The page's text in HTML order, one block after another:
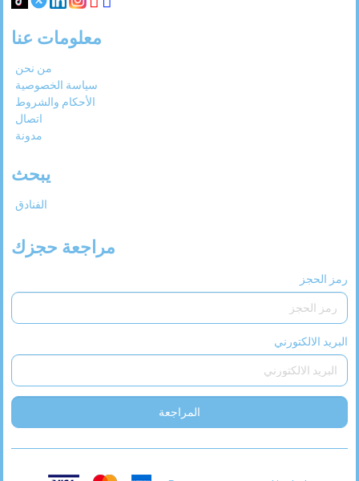
معلومات عنا
من نحن
سياسة الخصوصية
الأحكام والشروط
اتصال
مدونة
يبحث
الفنادق
مراجعة حجزك
رمز الحجز
البريد الالكتورني
المراجعة